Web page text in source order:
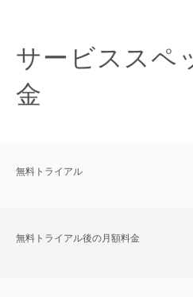
サービススペ
金
無料トライアル
無料トライアル後の⽉額料金